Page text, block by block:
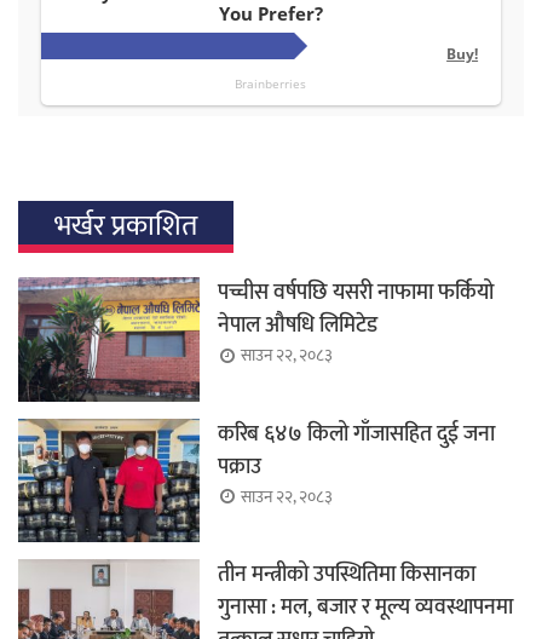
भर्खर प्रकाशित
पच्चीस वर्षपछि यसरी नाफामा फर्कियो
नेपाल औषधि लिमिटेड
साउन २२, २०८३
करिब ६४७ किलो गाँजासहित दुई जना
पक्राउ
साउन २२, २०८३
तीन मन्त्रीको उपस्थितिमा किसानका
गुनासा : मल, बजार र मूल्य व्यवस्थापनमा